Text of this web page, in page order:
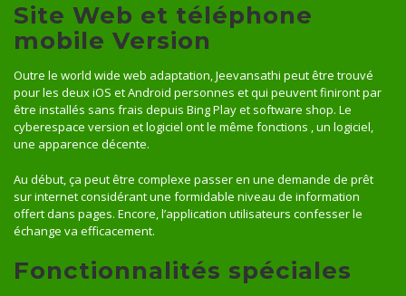
Site Web et téléphone
mobile Version
Outre le world wide web adaptation, Jeevansathi peut être trouvé
pour les deux iOS et Android personnes et qui peuvent finiront par
être installés sans frais depuis Bing Play et software shop. Le
cyberespace version et logiciel ont le même fonctions , un logiciel,
une apparence décente.
Au début, ça peut être complexe passer en une demande de prêt
sur internet considérant une formidable niveau de information
offert dans pages. Encore, l’application utilisateurs confesser le
échange va efficacement.
Fonctionnalités spéciales